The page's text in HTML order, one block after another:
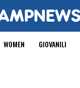
WOMEN GIOVANILI